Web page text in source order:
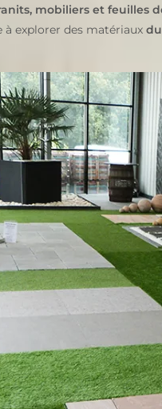
mobiliers et feuilles
à explorer des matériaux